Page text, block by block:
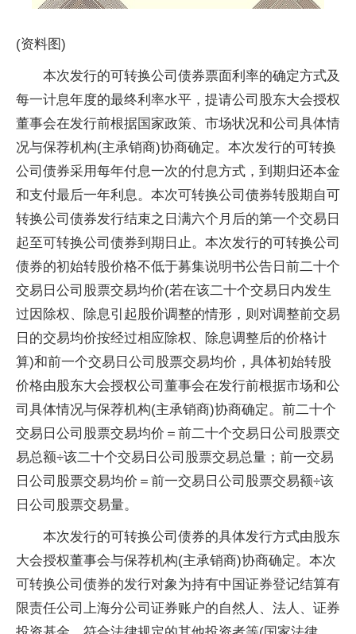
(资料图)
本次发行的可转换公司债券票面利率的确定方式及
每一计息年度的最终利率水平，提请公司股东大会授权
董事会在发行前根据国家政策、市场状况和公司具体情
况与保荐机构(主承销商)协商确定。本次发行的可转换
公司债券采用每年付息一次的付息方式，到期归还本金
和支付最后一年利息。本次可转换公司债券转股期自可
转换公司债券发行结束之日满六个月后的第一个交易日
起至可转换公司债券到期日止。本次发行的可转换公司
债券的初始转股价格不低于募集说明书公告日前二十个
交易日公司股票交易均价(若在该二十个交易日内发生
过因除权、除息引起股价调整的情形，则对调整前交易
日的交易均价按经过相应除权、除息调整后的价格计
算)和前一个交易日公司股票交易均价，具体初始转股
价格由股东大会授权公司董事会在发行前根据市场和公
司具体情况与保荐机构(主承销商)协商确定。前二十个
交易日公司股票交易均价＝前二十个交易日公司股票交
易总额÷该二十个交易日公司股票交易总量；前一交易
日公司股票交易均价＝前一交易日公司股票交易额÷该
日公司股票交易量。
本次发行的可转换公司债券的具体发行方式由股东
大会授权董事会与保荐机构(主承销商)协商确定。本次
可转换公司债券的发行对象为持有中国证券登记结算有
限责任公司上海分公司证券账户的自然人、法人、证券